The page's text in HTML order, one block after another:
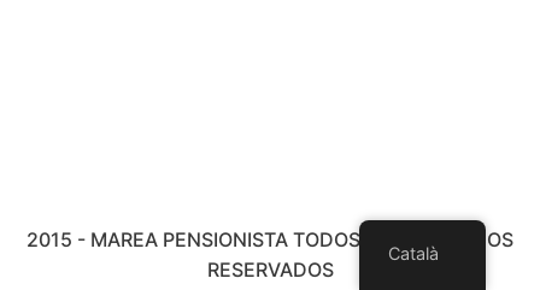
2015 - MAREA PENSIONISTA TODOS LOS DERECHOS
RESERVADOS
Català